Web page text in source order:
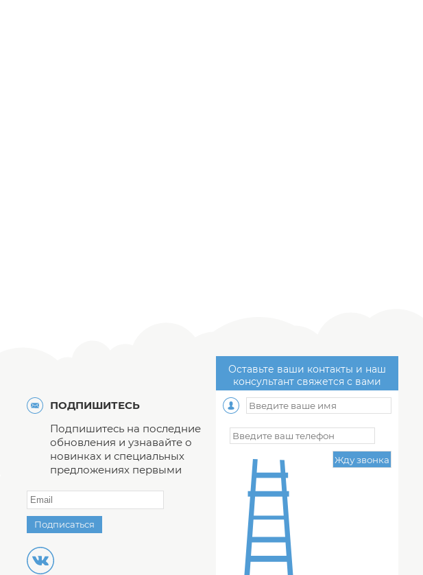
ПОДПИШИТЕСЬ
Подпишитесь на последние
обновления и узнавайте о
новинках и специальных
предложениях первыми
Подписаться
Оставьте ваши контакты и наш
консультант свяжется с вами